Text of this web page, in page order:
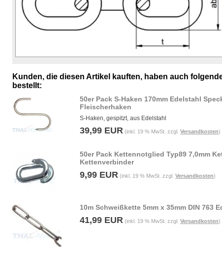
Kunden, die diesen Artikel kauften, haben auch
bestellt:
50er Pack S-Haken 170mm Edelstahl
Fleischerhaken
S-Haken, gespitzt, aus Edelstahl
39,99 EUR (inkl. 19 % MwSt. zzgl. Versandkosten)
50er Pack Kettennotglied Typ89 7,0mm
Kettenverbinder
9,99 EUR (inkl. 19 % MwSt. zzgl. Versandkosten)
10m Schweißkette 5mm x 35mm DIN 763
41,99 EUR (inkl. 19 % MwSt. zzgl. Versandkosten)